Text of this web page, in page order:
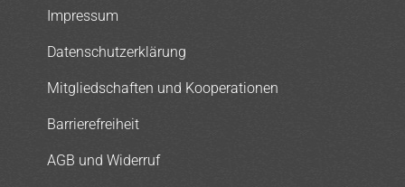
Impressum
Datenschutzerklärung
Mitgliedschaften und Kooperationen
Barrierefreiheit
AGB und Widerruf